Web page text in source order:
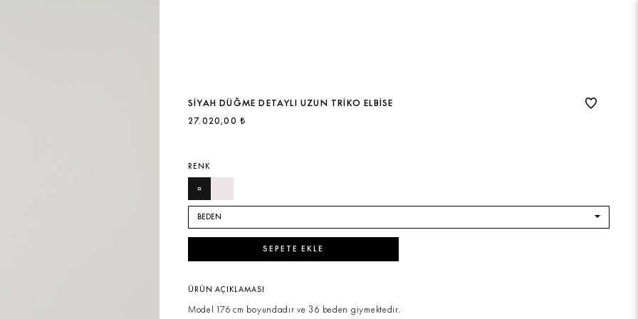
SIYAH DÜĞME DETAYLI UZUN TRIKO ELBISE
27.020,00 ₺
RENK
BEDEN
SEPETE EKLE
ÜRÜN AÇIKLAMASI
Model 176 cm boyundadır ve 36 beden giymektedir.